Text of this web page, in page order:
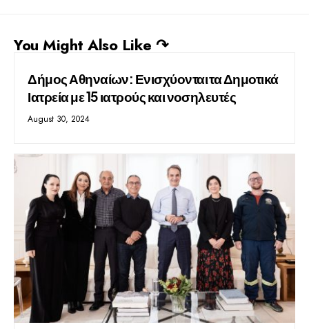
You Might Also Like ↷
Δήμος Αθηναίων: Ενισχύονται τα Δημοτικά
Ιατρεία με 15 ιατρούς και νοσηλευτές
August 30, 2024